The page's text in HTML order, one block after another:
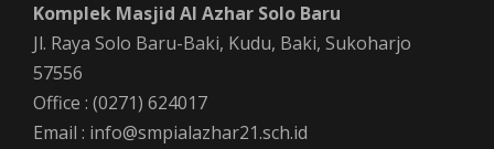
Komplek Masjid Al Azhar Solo Baru
Jl. Raya Solo Baru-Baki, Kudu, Baki, Sukoharjo
57556
Office : (0271) 624017
Email : info@smpialazhar21.sch.id